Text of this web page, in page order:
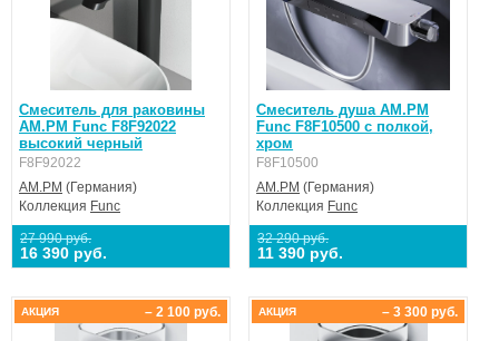
Смеситель для раковины
AM.PM Func F8F92022
высокий черный
F8F92022
AM.PM (Германия)
Коллекция Func
27 990 руб.
16 390 руб.
Смеситель душа AM.PM
Func F8F10500 с полкой,
хром
F8F10500
AM.PM (Германия)
Коллекция Func
32 290 руб.
11 390 руб.
– 2 100 руб.
АКЦИЯ – 3 300 руб.
АКЦИЯ